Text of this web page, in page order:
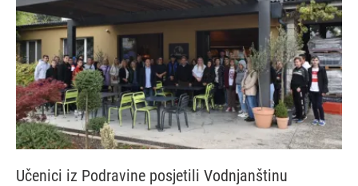
Učenici iz Podravine posjetili Vodnjanštinu